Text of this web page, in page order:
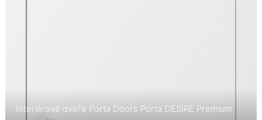
Interiérové dveře Porta Doors Porta DESIRE Premium